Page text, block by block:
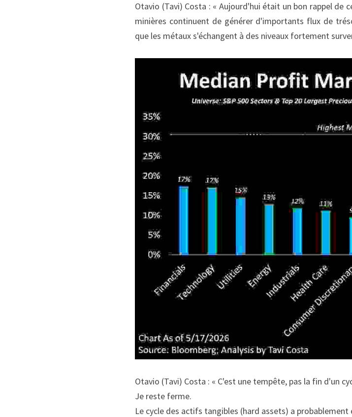
Otavio (Tavi) Costa : « Aujourd'hui était un bon rappel de
minières continuent de générer d'importants flux de
que les métaux s'échangent à des niveaux fortement
Otavio (Tavi) Costa : « C'est une tempête, pas la fin d'un
Je reste ferme.
Le cycle des actifs tangibles (hard assets) a probablement